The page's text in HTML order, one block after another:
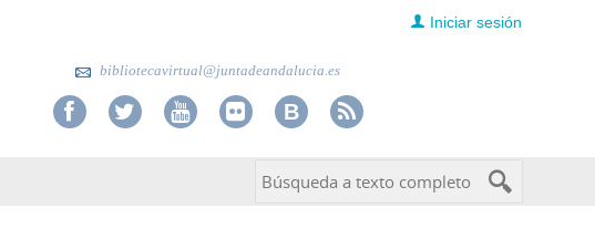
Iniciar sesión
bibliotecavirtual@juntadeandalucia.es